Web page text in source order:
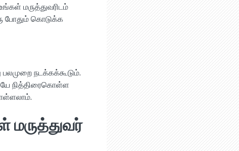
மருத்துவரிடம்
போதும் கொடுக்க
பலமுறை நடக்கக்கூடும்.
நித்திரைகொள்ள
மருத்துவர்